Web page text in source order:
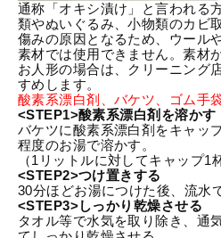
通称「オキシ漬け」と言われる
類やぬいぐるみ、小物類のカビ
傷みの原因となるため、ウール
素材では使用できません。素材
お人形の場合は、クリーニング
すめします。
酸素系漂白剤、バケツ、ゴム手
<STEP1>酸素系漂白剤を溶かす
バケツに酸素系漂白剤をキャッ
程度のお湯で溶かす。
（1リットルに対してキャップ1
<STEP2>つけ置きする
30分ほどお湯につけた後、流水
<STEP3>しっかり乾燥させる
タオル等で水気を取り除き、通